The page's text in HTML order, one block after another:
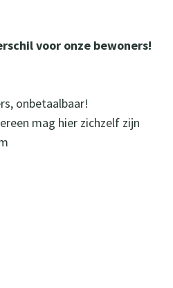
voor onze bewoners!
onbetaalbaar!
mag hier zichzelf zijn